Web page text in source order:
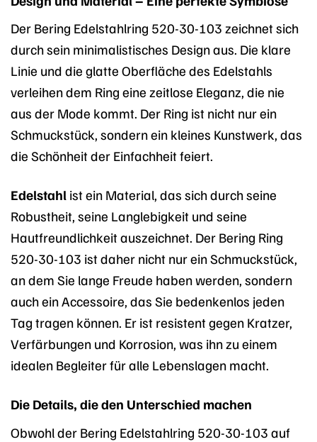
Der Bering Edelstahlring 520-30-103 zeichnet sich
durch sein minimalistisches Design aus. Die klare
Linie und die glatte Oberfläche des Edelstahls
verleihen dem Ring eine zeitlose Eleganz, die nie
aus der Mode kommt. Der Ring ist nicht nur ein
Schmuckstück, sondern ein kleines Kunstwerk, das
die Schönheit der Einfachheit feiert.
Edelstahl ist ein Material, das sich durch seine
Robustheit, seine Langlebigkeit und seine
Hautfreundlichkeit auszeichnet. Der Bering Ring
520-30-103 ist daher nicht nur ein Schmuckstück,
an dem Sie lange Freude haben werden, sondern
auch ein Accessoire, das Sie bedenkenlos jeden
Tag tragen können. Er ist resistent gegen Kratzer,
Verfärbungen und Korrosion, was ihn zu einem
idealen Begleiter für alle Lebenslagen macht.
Die Details, die den Unterschied machen
Obwohl der Bering Edelstahlring 520-30-103 auf